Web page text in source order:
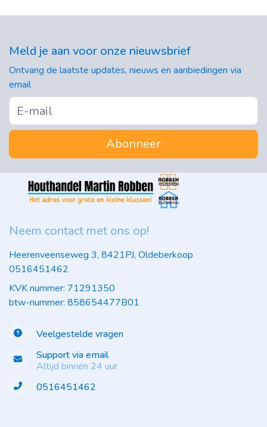
Meld je aan voor onze nieuwsbrief
Ontvang de laatste updates, nieuws en aanbiedingen via
email
Abonneer
Neem contact met ons op!
Heerenveenseweg 3, 8421PJ, Oldeberkoop
0516451462
KVK nummer: 71291350
btw-nummer: 858654477B01
Veelgestelde vragen
Support via email
Altijd binnen 24 uur
0516451462